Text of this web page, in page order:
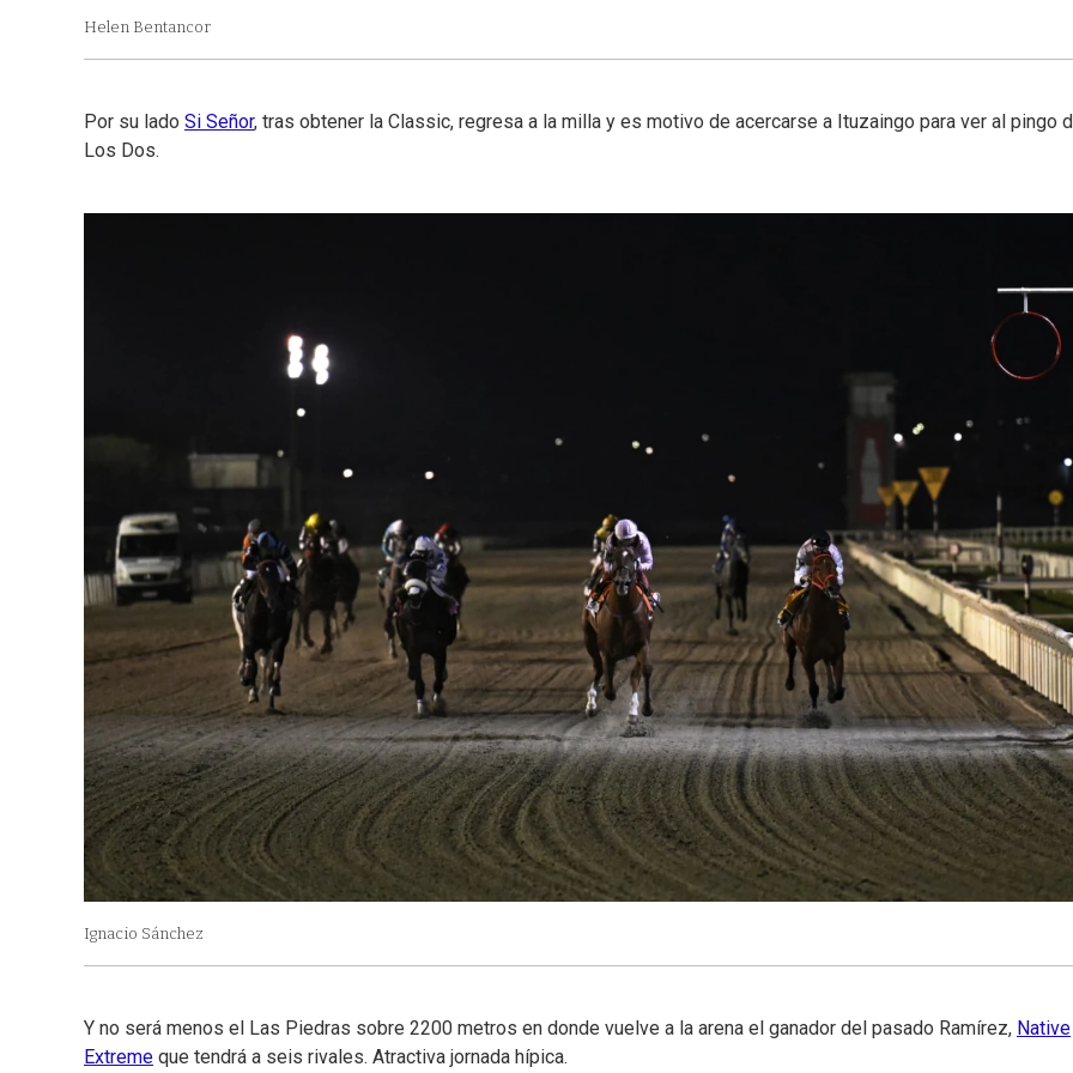
Helen Bentancor
Por su lado Si Señor, tras obtener la Classic, regresa a la milla y es motivo de acercarse a Ituzaingo para ver al pingo
Los Dos.
Ignacio Sánchez
Y no será menos el Las Piedras sobre 2200 metros en donde vuelve a la arena el ganador del pasado Ramírez, Native
Extreme que tendrá a seis rivales. Atractiva jornada hípica.